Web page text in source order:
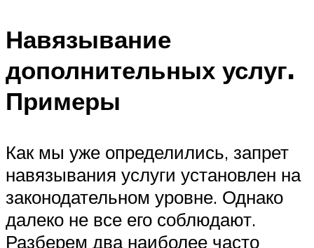
Навязывание
дополнительных услуг.
Примеры
Как мы уже определились, запрет
навязывания услуги установлен на
законодательном уровне. Однако
далеко не все его соблюдают.
Разберем два наиболее часто